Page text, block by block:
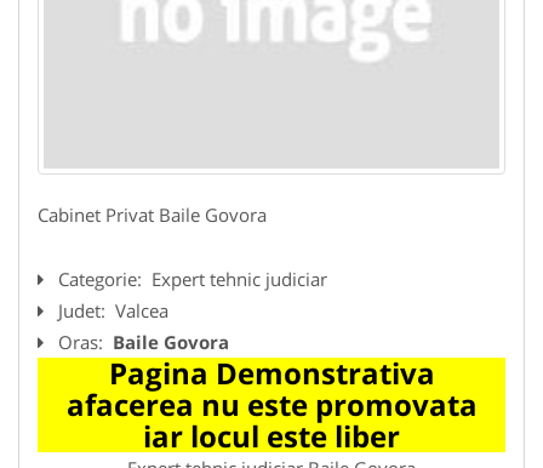
Cabinet Privat Baile Govora
Categorie: Expert tehnic judiciar
Judet: Valcea
Oras: Baile Govora
Pagina Demonstrativa
afacerea nu este promovata
iar locul este liber